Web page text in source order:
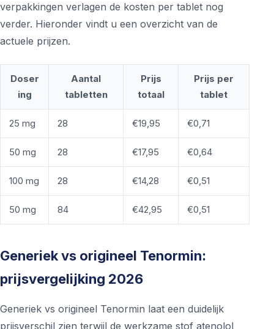
verpakkingen verlagen de kosten per tablet nog
verder. Hieronder vindt u een overzicht van de
actuele prijzen.
Doser
ing
Aantal
tabletten
Prijs
totaal
Prijs per
tablet
25 mg 28 €19,95 €0,71
50 mg 28 €17,95 €0,64
100 mg 28 €14,28 €0,51
50 mg 84 €42,95 €0,51
Generiek vs origineel Tenormin:
prijsvergelijking 2026
Generiek vs origineel Tenormin laat een duidelijk
prijsverschil zien terwijl de werkzame stof atenolol